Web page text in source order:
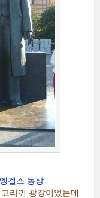
겔스 동상
리끼 광장이었는데